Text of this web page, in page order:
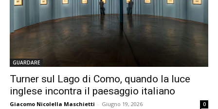
GUARDARE
Turner sul Lago di Como, quando la luce
inglese incontra il paesaggio italiano
Giacomo Nicolella Maschietti - Giugno 19, 2026 0